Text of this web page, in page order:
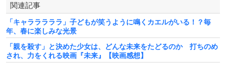
関連記事
「キャラララララ」子どもが笑うように鳴くカエルがいる！？毎
年、春に楽しみな光景
「親を殺す」と決めた少女は、どんな未来をたどるのか 打ちのめ
され、力をくれる映画『未来』【映画感想】